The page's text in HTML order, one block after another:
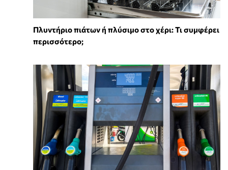
Πλυντήριο πιάτων ή πλύσιμο στο χέρι: Τι συμφέρει
περισσότερο;